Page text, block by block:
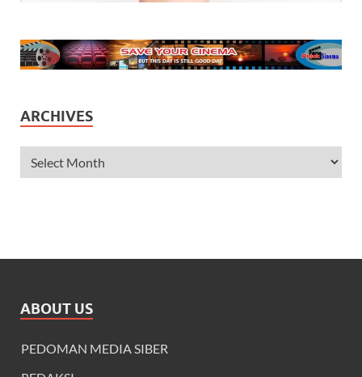
ARCHIVES
ABOUT US
PEDOMAN MEDIA SIBER